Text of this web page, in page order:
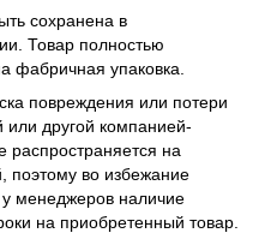
сохранена в
Товар полностью
фабричная упаковка.
повреждения или потери
или другой компанией-
распространяется на
поэтому во избежание
менеджеров наличие
на приобретенный товар.